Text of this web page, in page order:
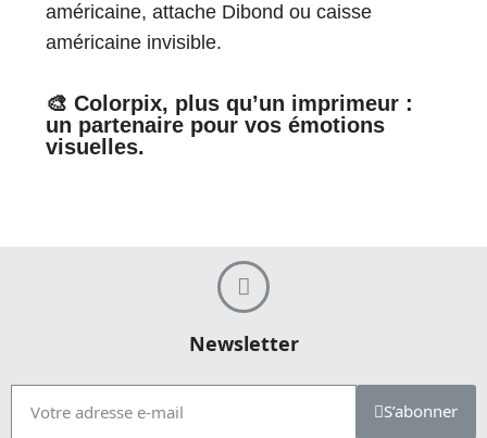
américaine, attache Dibond ou caisse
américaine invisible.
🎨 Colorpix, plus qu’un imprimeur :
un partenaire pour vos émotions
visuelles.
Newsletter
S’abonner